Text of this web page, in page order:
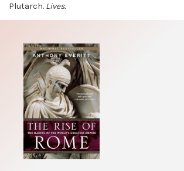
Plutarch. Lives.